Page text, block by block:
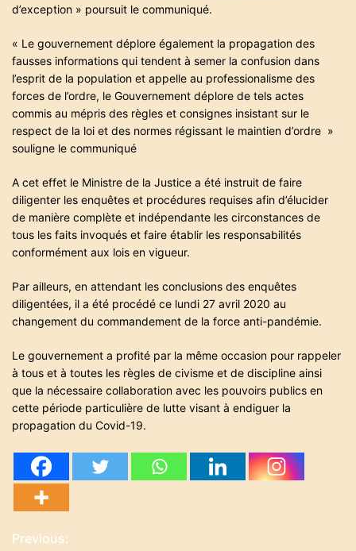
d’exception » poursuit le communiqué.
« Le gouvernement déplore également la propagation des
fausses informations qui tendent à semer la confusion dans
l’esprit de la population et appelle au professionalisme des
forces de l’ordre, le Gouvernement déplore de tels actes
commis au mépris des règles et consignes insistant sur le
respect de la loi et des normes régissant le maintien d’ordre »
souligne le communiqué
A cet effet le Ministre de la Justice a été instruit de faire
diligenter les enquêtes et procédures requises afin d’élucider
de manière complète et indépendante les circonstances de
tous les faits invoqués et faire établir les responsabilités
conformément aux lois en vigueur.
Par ailleurs, en attendant les conclusions des enquêtes
diligentées, il a été procédé ce lundi 27 avril 2020 au
changement du commandement de la force anti-pandémie.
Le gouvernement a profité par la même occasion pour rappeler
à tous et à toutes les règles de civisme et de discipline ainsi
que la nécessaire collaboration avec les pouvoirs publics en
cette période particulière de lutte visant à endiguer la
propagation du Covid-19.
N
Previous: